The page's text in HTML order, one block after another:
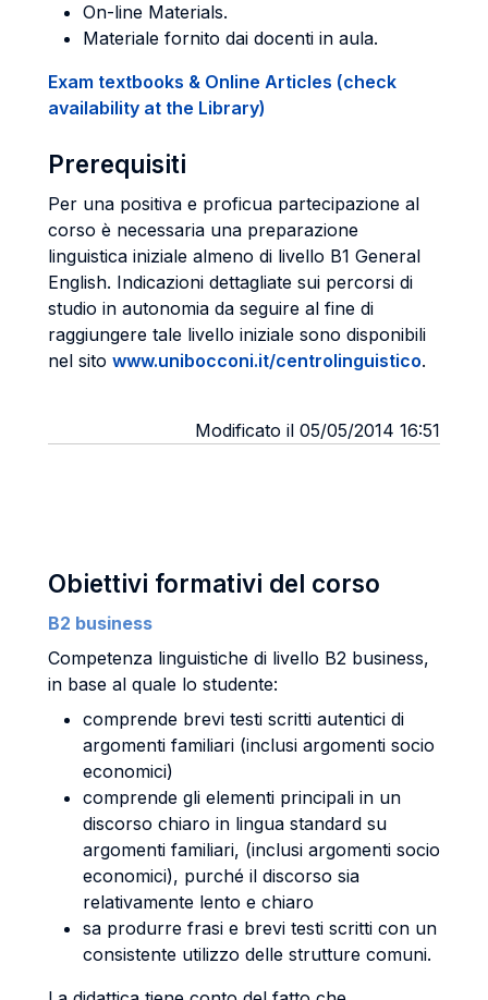
On-line Materials.
Materiale fornito dai docenti in aula.
Exam textbooks & Online Articles (check
availability at the Library)
Prerequisiti
Per una positiva e proficua partecipazione al
corso è necessaria una preparazione
linguistica iniziale almeno di livello B1 General
English. Indicazioni dettagliate sui percorsi di
studio in autonomia da seguire al fine di
raggiungere tale livello iniziale sono disponibili
nel sito www.unibocconi.it/centrolinguistico.
Modificato il 05/05/2014 16:51
Obiettivi formativi del corso
B2 business
Competenza linguistiche di livello B2 business,
in base al quale lo studente:
comprende brevi testi scritti autentici di
argomenti familiari (inclusi argomenti socio
economici)
comprende gli elementi principali in un
discorso chiaro in lingua standard su
argomenti familiari, (inclusi argomenti socio
economici), purché il discorso sia
relativamente lento e chiaro
sa produrre frasi e brevi testi scritti con un
consistente utilizzo delle strutture comuni.